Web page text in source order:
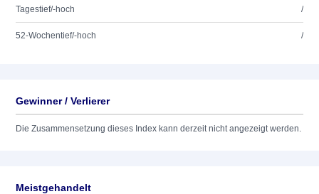
Tagestief/-hoch /
52-Wochentief/-hoch /
Gewinner / Verlierer
Die Zusammensetzung dieses Index kann derzeit nicht angezeigt werden.
Meistgehandelt